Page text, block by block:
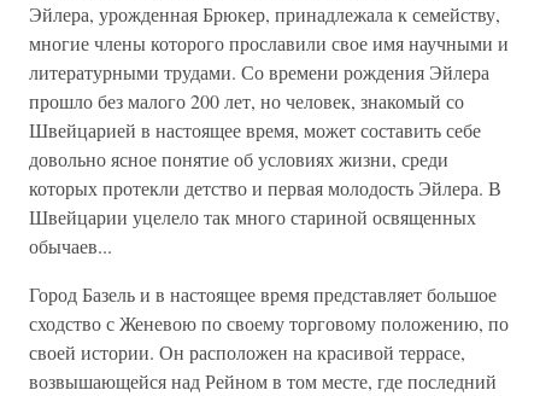
Эйлера, урожденная Брюкер, принадлежала к семейству,
многие члены которого прославили свое имя научными и
литературными трудами. Со времени рождения Эйлера
прошло без малого 200 лет, но человек, знакомый со
Швейцарией в настоящее время, может составить себе
довольно ясное понятие об условиях жизни, среди
которых протекли детство и первая молодость Эйлера. В
Швейцарии уцелело так много стариной освященных
обычаев...
Город Базель и в настоящее время представляет большое
сходство с Женевою по своему торговому положению, по
своей истории. Он расположен на красивой террасе,
возвышающейся над Рейном в том месте, где последний